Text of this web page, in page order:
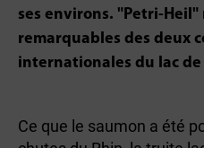
ses environs. "Petri-
remarquables des deux
internationales du lac de
Ce que le saumon a été